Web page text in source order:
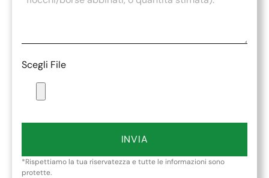
Scegli File
INVIA
*Rispettiamo la tua riservatezza e tutte le informazioni sono
protette.